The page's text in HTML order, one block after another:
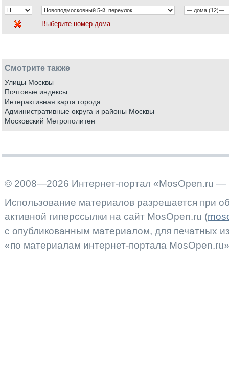
Выберите номер дома
Смотрите также
Улицы Москвы
Почтовые индексы
Интерактивная карта города
Административные округа и районы Москвы
Московский Метрополитен
© 2008—2026 Интернет-портал «MosOpen.ru —
Использование материалов разрешается при
активной гиперссылки на сайт MosOpen.ru (
с опубликованным материалом, для печатных
«по материалам интернет-портала